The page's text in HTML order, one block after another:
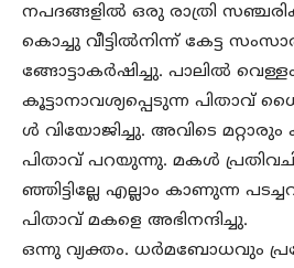
നപദങ്ങളില്‍ ഒരു രാത്രി
കൊച്ചു വീട്ടില്‍നിന്ന് കേട്ട
ങ്ങോട്ടാകര്‍ഷിച്ചു. പാലില്‍
കൂട്ടാനാവശ്യപ്പെടുന്ന പിതാവ്
ള്‍ വിയോജിച്ചു. അവിടെ മറ്റാരും
പിതാവ് പറയുന്നു. മകള്‍
ഞ്ഞിട്ടില്ലേ എല്ലാം കാണുന്ന
പിതാവ് മകളെ അഭിനന്ദിച്ചു.
ഒന്നു വ്യക്തം. ധര്‍മബോധവും